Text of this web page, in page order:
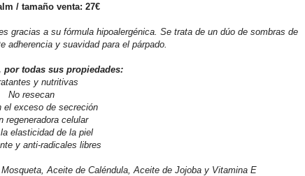
/ tamaño venta: 27€
gracias a su fórmula hipoalergénica. Se trata de un dúo de sombras de
adherencia y suavidad para el párpado.
por todas sus propiedades:
y nutritivas
No resecan
el exceso de secreción
regeneradora celular
elasticidad de la piel
y anti-radicales libres
Aceite de Caléndula, Aceite de Jojoba y Vitamina E